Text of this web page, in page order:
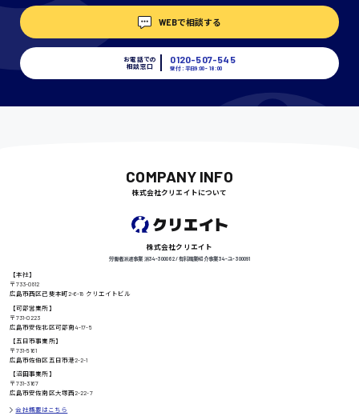
高知県
鳥取県
時給1400円〜
日給8000円〜
WEBで相談する
お電話での
相談窓口
0120-507-545
受付：平日9:00 - 18:00
COMPANY INFO
株式会社クリエイトについて
株式会社クリエイト
労働者派遣事業 派34-300062 / 有料職業紹介事業 34-ユ-300091
【本社】
〒733-0812
広島市西区己斐本町2-6-18 クリエイトビル
【可部営業所】
〒731-0223
広島市安佐北区可部南4-17-5
【五日市事業所】
〒731-5161
広島市佐伯区五日市港2-2-1
【沼田事業所】
〒731-3167
広島市安佐南区大塚西2-22-7
会社概要はこちら